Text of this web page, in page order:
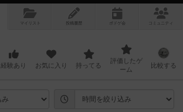
マイリスト 投稿履歴 ボ ドゲ コミュニティ
経験あり お気に入り 持ってる
評価したゲ
ーム
比較する